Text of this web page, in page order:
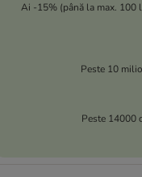
Ai -15% (până la max. 100
Peste 10
Peste 14000